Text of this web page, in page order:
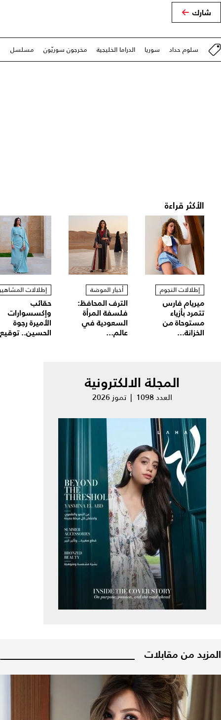
شارك
سلوم حداد سوريا الدراما الخليجية مخرجون سوريّون مسلسل
الأكثر قراءة
إطلالات النجوم
ميريام فارس
تتمرد بأزياء
مستوحاة من
الخزانة...
أخبار الموضة
الترف المحافظ:
فلسفة المرأة
السعودية في
عالم...
إطلالات
حقائب
وإكسسوارات
الأميرة رجوة
الحسين..
المجلة الالكترونية
العدد 1098 | تموز 2026
المزيد من مقابلات